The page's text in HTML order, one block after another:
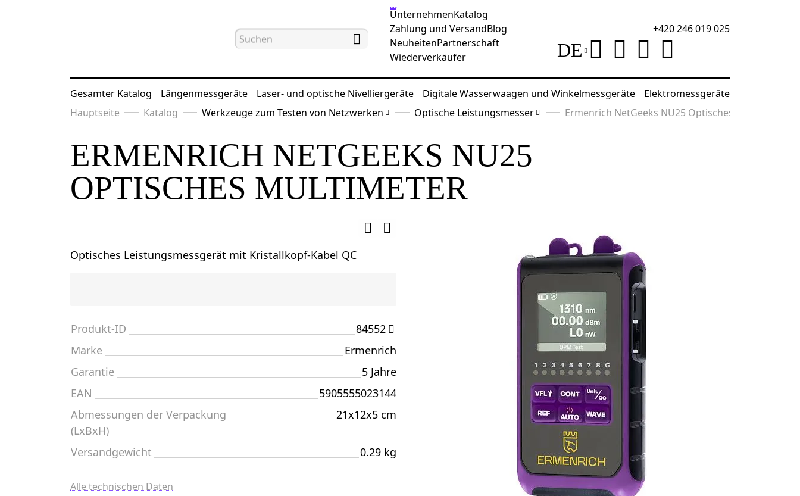
UnternehmenKatalog
Zahlung und VersandBlog
NeuheitenPartnerschaft
Wiederverkäufer
+420 246 019 025
DE
Gesamter Katalog Längenmessgeräte Laser- und optische Nivelliergeräte Digitale Wasserwaagen und Winkelmessgeräte
Elektromessgeräte
Hauptseite
Katalog Werkzeuge zum Testen von Netzwerken Optische Leistungsmesser Ermenrich NetGeeks NU25 Optisches Multimeter
ERMENRICH NETGEEKS NU25
OPTISCHES MULTIMETER
Optisches Leistungsmessgerät mit Kristallkopf-Kabel QC
Produkt-ID
84552
Marke
Ermenrich
Garantie
5 Jahre
EAN
5905555023144
Abmessungen der Verpackung
(LxBxH)
21x12x5 cm
Versandgewicht 0.29 kg
Alle technischen Daten